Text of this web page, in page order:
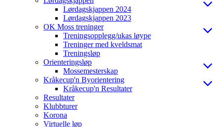
Lørdagskjappen 2024
Lørdagskjappen 2023
OK Moss treninger
Treningsopplegg/ukas løype
Treninger med kveldsmat
Treningsløp
Orienteringsløp
Mossemesterskap
Kråkecup'n Byorientering
Kråkecup'n Resultater
Resultater
Klubbturer
Korona
Virtuelle løp